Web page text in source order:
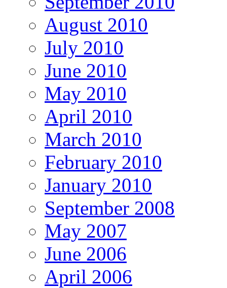
August 2010
July 2010
June 2010
May 2010
April 2010
March 2010
February 2010
January 2010
September 2008
May 2007
June 2006
April 2006